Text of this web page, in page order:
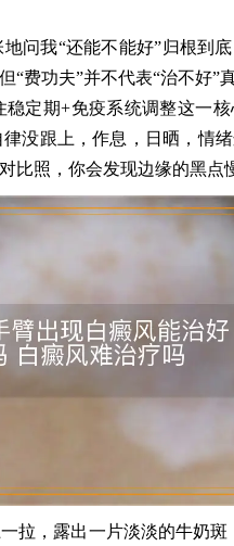
问我“还能不能好”归根到
“费功夫”并不代表“治不好”
定期+免疫系统调整这一
没跟上，作息，日晒，情
比照，你会发现边缘的黑点
拉，露出一片淡淡的牛奶